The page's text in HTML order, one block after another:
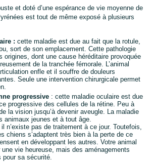
et doté d’une espérance de vie moyenne de
est tout de même exposé à plusieurs
: cette maladie est due au fait que la rotule,
sort de son emplacement. Cette pathologie
origines, dont une cause héréditaire provoquée
de la tranchée fémorale. L’animal
enfle et il souffre de douleurs
Seule une intervention chirurgicale permet
progressive: cette maladie oculaire est due
progressive des cellules de la rétine. Peu à
la vision jusqu’à devenir aveugle. La maladie
animaux jeunes et à tout âge.
n’existe pas de traitement à ce jour. Toutefois,
chiens s’adaptent très bien à la perte de ce
en développant les autres. Votre animal
une vie heureuse, mais des aménagements
pour sa sécurité.